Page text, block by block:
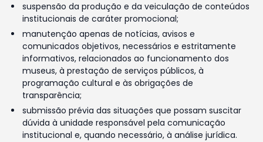
suspensão da produção e da veiculação de conteúdos
institucionais de caráter promocional;
manutenção apenas de notícias, avisos e
comunicados objetivos, necessários e estritamente
informativos, relacionados ao funcionamento dos
museus, à prestação de serviços públicos, à
programação cultural e às obrigações de
transparência;
submissão prévia das situações que possam suscitar
dúvida à unidade responsável pela comunicação
institucional e, quando necessário, à análise jurídica.